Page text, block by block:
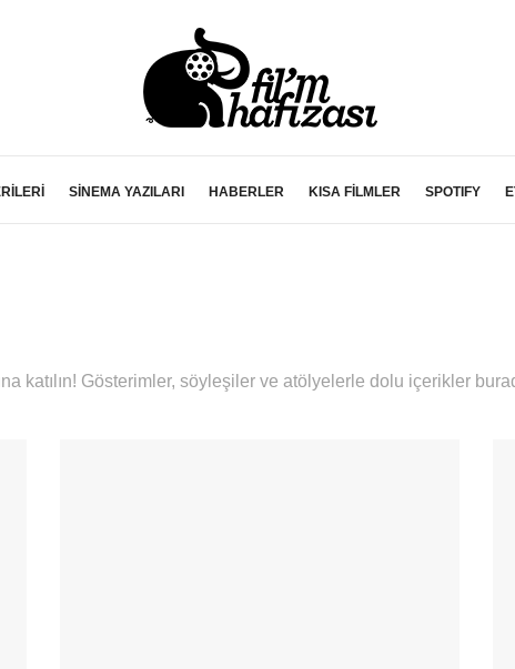
SİNEMA YAZILARI HABERLER KISA FİLMLER SPOTIFY
katılın! Gösterimler, söyleşiler ve atölyelerle dolu içerikler